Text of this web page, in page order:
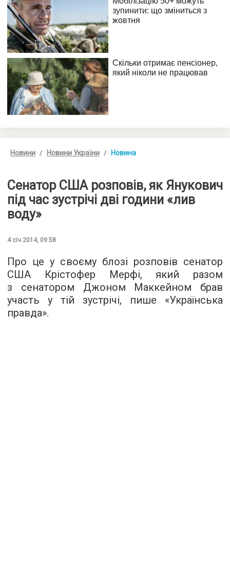
Новини Новини України Новина
Сенатор США розповів, як Янукович
під час зустрічі дві години «лив
воду»
4 січ 2014, 09:58
Про це у своєму блозі розповів сенатор
США Крістофер Мерфі, який разом
з сенатором Джоном Маккейном брав
участь у тій зустрічі, пише «Українська
правда».